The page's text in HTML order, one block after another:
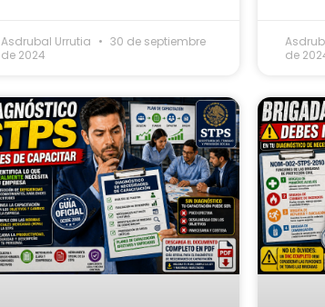
Asdrubal Urrutia
30 de septiembre
de 2024
de